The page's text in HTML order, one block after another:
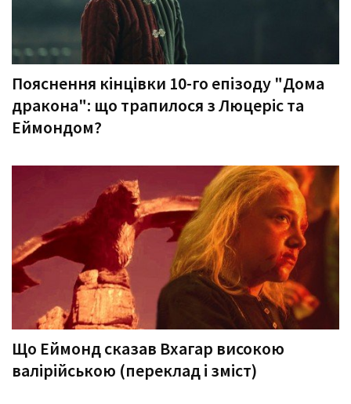
Пояснення кінцівки 10-го епізоду "Дома
дракона": що трапилося з Люцеріс та
Еймондом?
Що Еймонд сказав Вхагар високою
валірійською (переклад і зміст)